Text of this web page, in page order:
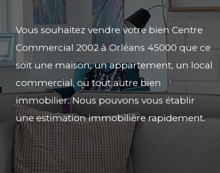
Vous souhaitez vendre votre bien Centre
Commercial 2002 à Orléans 45000 que ce
soit une maison, un appartement, un local
commercial, ou tout autre bien
immobilier. Nous pouvons vous établir
une estimation immobilière rapidement.